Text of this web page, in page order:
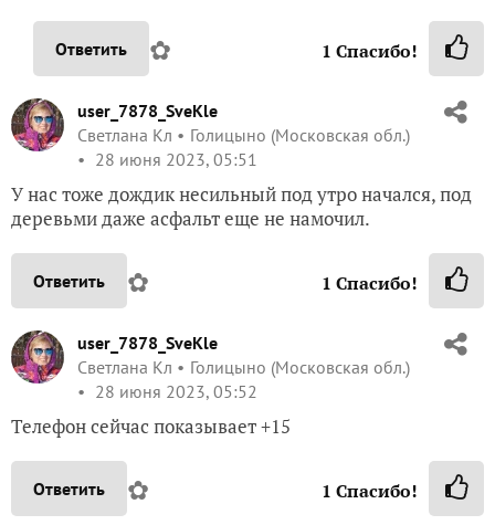
Ответить ✿ 1 Спасибо!
user_7878_SveKle
Светлана Кл
Голицыно (Московская обл.)
28 июня 2023, 05:51
У нас тоже дождик несильный под утро начался, под
деревьми даже асфальт еще не намочил.
Ответить ✿ 1 Спасибо!
user_7878_SveKle
Светлана Кл
Голицыно (Московская обл.)
28 июня 2023, 05:52
Телефон сейчас показывает +15
Ответить ✿ 1 Спасибо!